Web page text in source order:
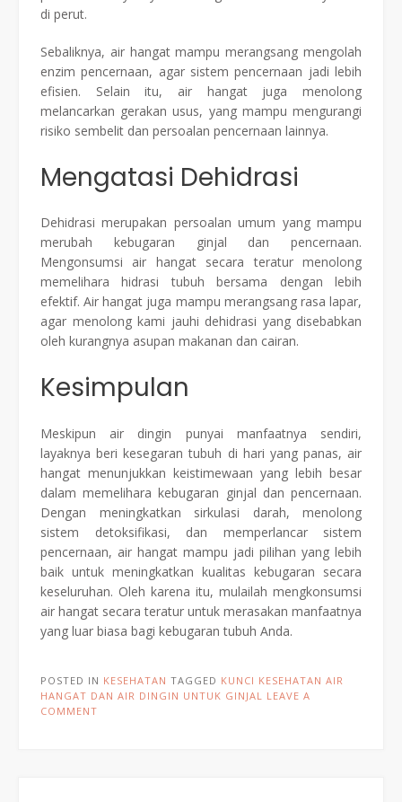
di perut.
Sebaliknya, air hangat mampu merangsang mengolah
enzim pencernaan, agar sistem pencernaan jadi lebih
efisien. Selain itu, air hangat juga menolong
melancarkan gerakan usus, yang mampu mengurangi
risiko sembelit dan persoalan pencernaan lainnya.
Mengatasi Dehidrasi
Dehidrasi merupakan persoalan umum yang mampu
merubah kebugaran ginjal dan pencernaan.
Mengonsumsi air hangat secara teratur menolong
memelihara hidrasi tubuh bersama dengan lebih
efektif. Air hangat juga mampu merangsang rasa lapar,
agar menolong kami jauhi dehidrasi yang disebabkan
oleh kurangnya asupan makanan dan cairan.
Kesimpulan
Meskipun air dingin punyai manfaatnya sendiri,
layaknya beri kesegaran tubuh di hari yang panas, air
hangat menunjukkan keistimewaan yang lebih besar
dalam memelihara kebugaran ginjal dan pencernaan.
Dengan meningkatkan sirkulasi darah, menolong
sistem detoksifikasi, dan memperlancar sistem
pencernaan, air hangat mampu jadi pilihan yang lebih
baik untuk meningkatkan kualitas kebugaran secara
keseluruhan. Oleh karena itu, mulailah mengkonsumsi
air hangat secara teratur untuk merasakan manfaatnya
yang luar biasa bagi kebugaran tubuh Anda.
POSTED IN KESEHATAN TAGGED KUNCI KESEHATAN AIR
HANGAT DAN AIR DINGIN UNTUK GINJAL
LEAVE A
COMMENT